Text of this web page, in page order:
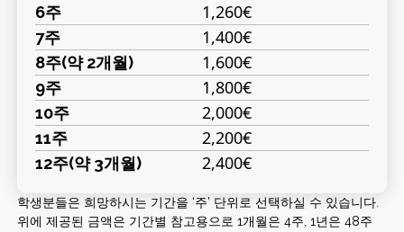
6주 1,260€
7주 1,400€
8주(약 2개월) 1,600€
9주 1,800€
10주 2,000€
11주 2,200€
12주(약 3개월) 2,400€
학생분들은 희망하시는 기간을 ‘주’ 단위로 선택하실 수 있습니다.
위에 제공된 금액은 기간별 참고용으로 1개월은 4주, 1년은 48주